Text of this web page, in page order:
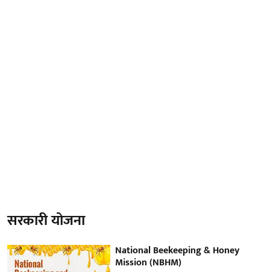
सरकारी योजना
National Beekeeping & Honey
Mission (NBHM)